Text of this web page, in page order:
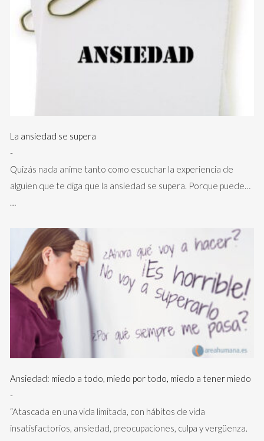
La ansiedad se supera
-
Quizás nada anime tanto como escuchar la experiencia de
alguien que te diga que la ansiedad se supera. Porque puede…
…
Ansiedad: miedo a todo, miedo por todo, miedo a tener miedo
-
“Atascada en una vida limitada, con hábitos de vida
insatisfactorios, ansiedad, preocupaciones, culpa y vergüenza.